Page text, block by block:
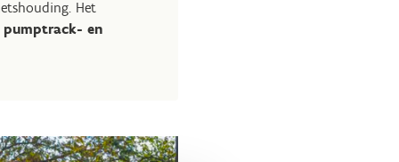
Het
en